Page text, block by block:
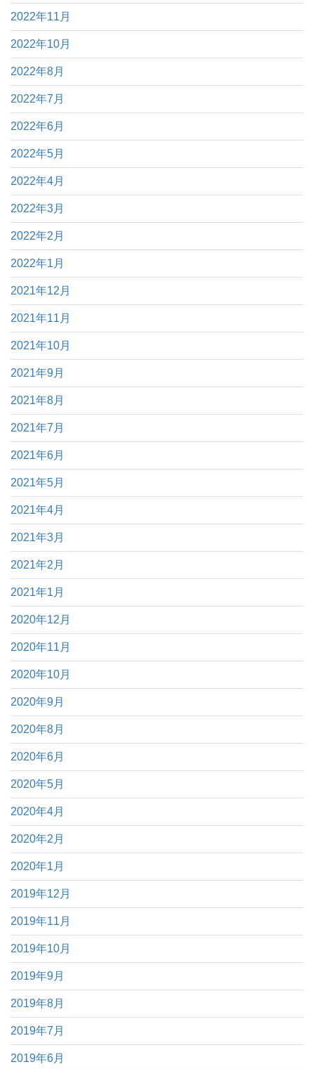
2022年11月
2022年10月
2022年8月
2022年7月
2022年6月
2022年5月
2022年4月
2022年3月
2022年2月
2022年1月
2021年12月
2021年11月
2021年10月
2021年9月
2021年8月
2021年7月
2021年6月
2021年5月
2021年4月
2021年3月
2021年2月
2021年1月
2020年12月
2020年11月
2020年10月
2020年9月
2020年8月
2020年6月
2020年5月
2020年4月
2020年2月
2020年1月
2019年12月
2019年11月
2019年10月
2019年9月
2019年8月
2019年7月
2019年6月